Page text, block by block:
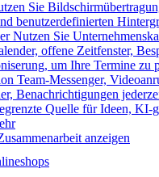
Sie
benutzerdefinierten
Nutzen Sie
offene Zeitfenster,
um Ihre Termine zu
Team-Messenger,
Benachrichtigungen
Quelle für Ideen, KI-
anzeigen